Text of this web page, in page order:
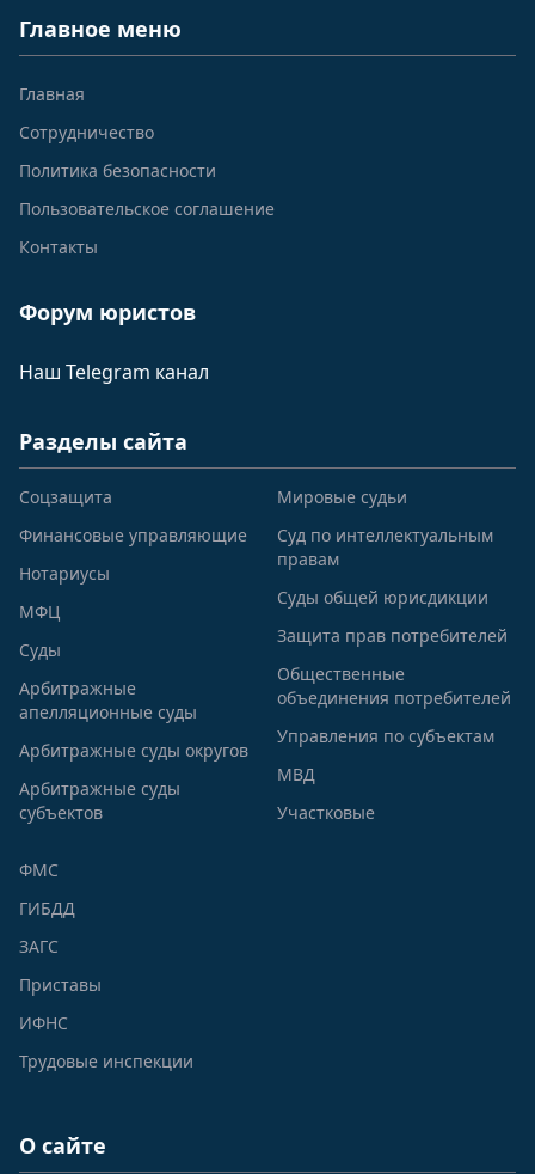
Главное меню
Главная
Сотрудничество
Политика безопасности
Пользовательское соглашение
Контакты
Форум юристов
Наш Telegram канал
Разделы сайта
Соцзащита
Финансовые управляющие
Нотариусы
МФЦ
Суды
Арбитражные
апелляционные суды
Арбитражные суды округов
Арбитражные суды
субъектов
Мировые судьи
Суд по интеллектуальным
правам
Суды общей юрисдикции
Защита прав потребителей
Общественные
объединения потребителей
Управления по субъектам
МВД
Участковые
ФМС
ГИБДД
ЗАГС
Приставы
ИФНС
Трудовые инспекции
О сайте